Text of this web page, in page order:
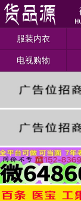
服装内衣
电视购物